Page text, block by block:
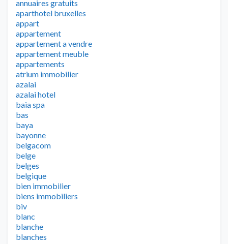
annuaires gratuits
aparthotel bruxelles
appart
appartement
appartement a vendre
appartement meuble
appartements
atrium immobilier
azalai
azalai hotel
baia spa
bas
baya
bayonne
belgacom
belge
belges
belgique
bien immobilier
biens immobiliers
biv
blanc
blanche
blanches